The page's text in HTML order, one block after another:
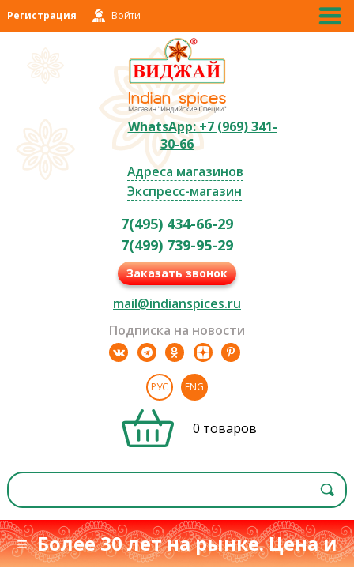
Регистрация Войти
WhatsApp: +7 (969) 341-
30-66
Адреса магазинов
Экспресс-магазин
7(495) 434-66-29
7(499) 739-95-29
Заказать звонок
mail@indianspices.ru
Подписка на новости
РУС ENG
0 товаров
≡ Более 30 лет на рынке. Цена и